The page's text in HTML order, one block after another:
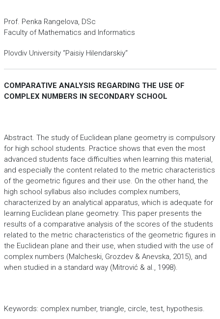
Prof. Penka Rangelova, DSc
Faculty of Mathematics and Informatics
Plovdiv University “Paisiy Hilendarskiy“
COMPARATIVE ANALYSIS REGARDING THE USE OF
COMPLEX NUMBERS IN SECONDARY SCHOOL
Abstract. The study of Euclidean plane geometry is compulsory
for high school students. Practice shows that even the most
advanced students face difficulties when learning this material,
and especially the content related to the metric characteristics
of the geometric figures and their use. On the other hand, the
high school syllabus also includes complex numbers,
characterized by an analytical apparatus, which is adequate for
learning Euclidean plane geometry. This paper presents the
results of a comparative analysis of the scores of the students
related to the metric characteristics of the geometric figures in
the Euclidean plane and their use, when studied with the use of
complex numbers (Malcheski, Grozdev & Anevska, 2015), and
when studied in a standard way (Mitrović & al., 1998).
Keywords: complex number, triangle, circle, test, hypothesis.